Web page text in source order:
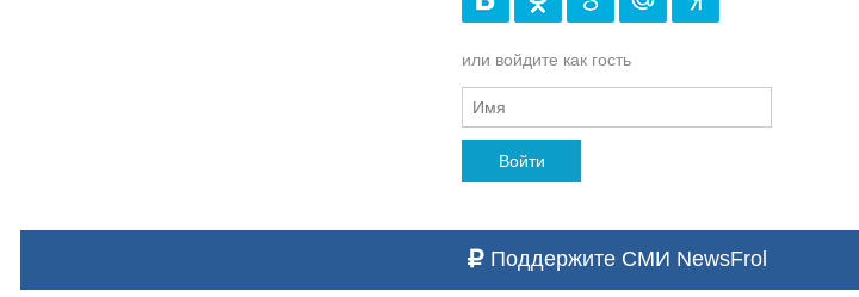
или войдите как гость
Войти
Поддержите СМИ NewsFrol